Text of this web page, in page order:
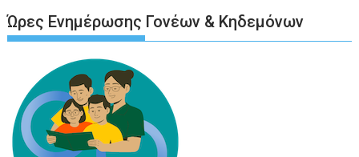
Ώρες Ενημέρωσης Γονέων & Κηδεμόνων